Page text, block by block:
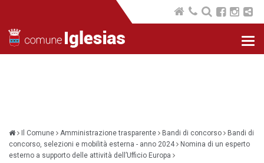
Il Comune Amministrazione trasparente Bandi di concorso
Bandi di
concorso, selezioni e mobilità esterna - anno 2024
Nomina di un esperto
esterno a supporto delle attività dell’Ufficio Europa